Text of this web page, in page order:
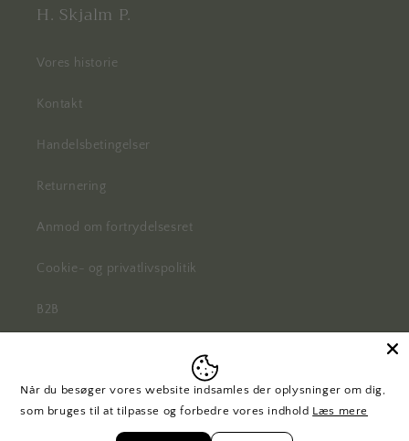
H. Skjalm P.
Vores historie
Kontakt
Handelsbetingelser
Returnering
Anmod om fortrydelsesret
Cookie- og privatlivspolitik
B2B
FacebookInstagramPinterest
Når du besøger vores website indsamles der oplysninger om dig,
som bruges til at tilpasse og forbedre vores indhold Læs mere